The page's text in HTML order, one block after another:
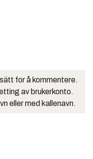
for å kommentere.
av brukerkonto.
eller med kallenavn.